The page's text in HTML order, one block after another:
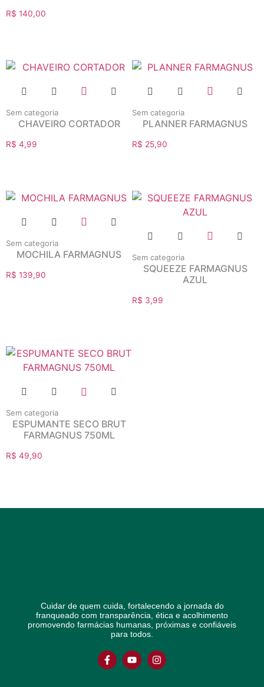
R$ 140,00
Sem categoria
CHAVEIRO CORTADOR
R$ 4,99
Sem categoria
PLANNER FARMAGNUS
R$ 25,90
Sem categoria
MOCHILA FARMAGNUS
R$ 139,90
Sem categoria
SQUEEZE FARMAGNUS
AZUL
R$ 3,99
Sem categoria
ESPUMANTE SECO BRUT
FARMAGNUS 750ML
R$ 49,90
Cuidar de quem cuida, fortalecendo a jornada do
franqueado com transparência, ética e acolhimento
promovendo farmácias humanas, próximas e confiáveis
para todos.